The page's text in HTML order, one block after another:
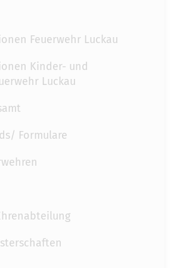
Feuerwehr Luckau
Kinder- und
Luckau
Formulare